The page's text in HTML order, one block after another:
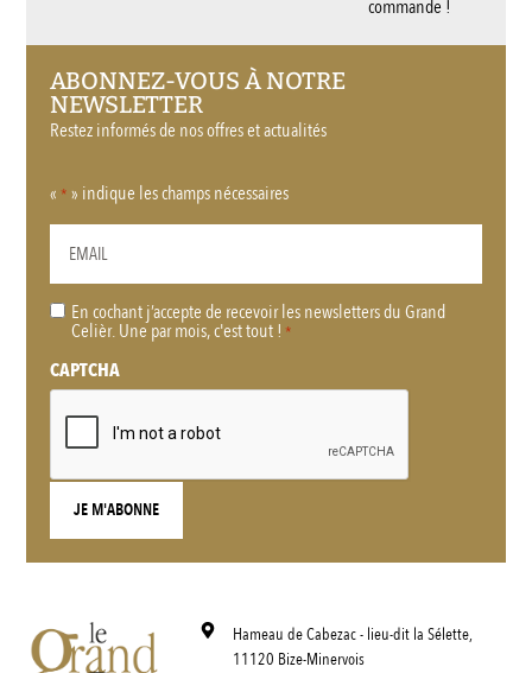
commande !
ABONNEZ-VOUS À NOTRE
NEWSLETTER
Restez informés de nos offres et actualités
« * » indique les champs nécessaires
RGPDEn cochant j’accepte de recevoir les newsletters du Grand
Celièr. Une par mois, c'est tout ! *
CAPTCHA
Hameau de Cabezac - lieu-dit la Sélette,
11120 Bize-Minervois